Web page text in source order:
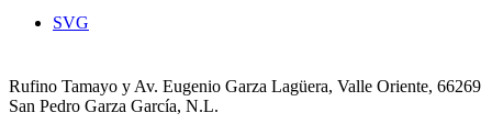
SVG
Rufino Tamayo y Av. Eugenio Garza Lagüera, Valle Oriente, 66269
San Pedro Garza García, N.L.